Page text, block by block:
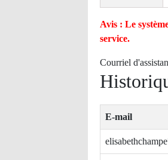
Avis : Le
service.
Courriel
E-mail